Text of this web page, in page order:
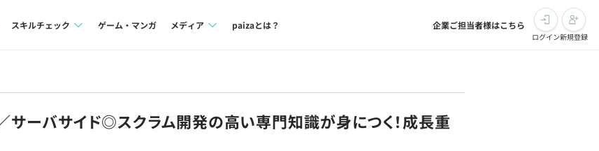
スキルチェック
評価結果一覧
ゲーム・マンガ メディア
note
paizaとは？ 企業ご担当者様はこちら
ログイン新規登録
サーバサイド◎スクラム開発の高い専門知識が身につく！成長重